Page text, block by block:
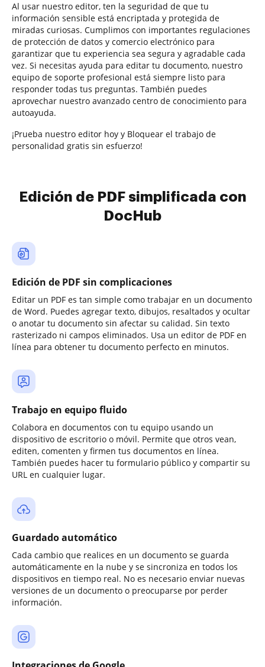
Al usar nuestro editor, ten la seguridad de que tu
información sensible está encriptada y protegida de
miradas curiosas. Cumplimos con importantes regulaciones
de protección de datos y comercio electrónico para
garantizar que tu experiencia sea segura y agradable cada
vez. Si necesitas ayuda para editar tu documento, nuestro
equipo de soporte profesional está siempre listo para
responder todas tus preguntas. También puedes
aprovechar nuestro avanzado centro de conocimiento para
autoayuda.
¡Prueba nuestro editor hoy y Bloquear el trabajo de
personalidad gratis sin esfuerzo!
Edición de PDF simplificada con
DocHub
Edición de PDF sin complicaciones
Editar un PDF es tan simple como trabajar en un documento
de Word. Puedes agregar texto, dibujos, resaltados y ocultar
o anotar tu documento sin afectar su calidad. Sin texto
rasterizado ni campos eliminados. Usa un editor de PDF en
línea para obtener tu documento perfecto en minutos.
Trabajo en equipo fluido
Colabora en documentos con tu equipo usando un
dispositivo de escritorio o móvil. Permite que otros vean,
editen, comenten y firmen tus documentos en línea.
También puedes hacer tu formulario público y compartir su
URL en cualquier lugar.
Guardado automático
Cada cambio que realices en un documento se guarda
automáticamente en la nube y se sincroniza en todos los
dispositivos en tiempo real. No es necesario enviar nuevas
versiones de un documento o preocuparse por perder
información.